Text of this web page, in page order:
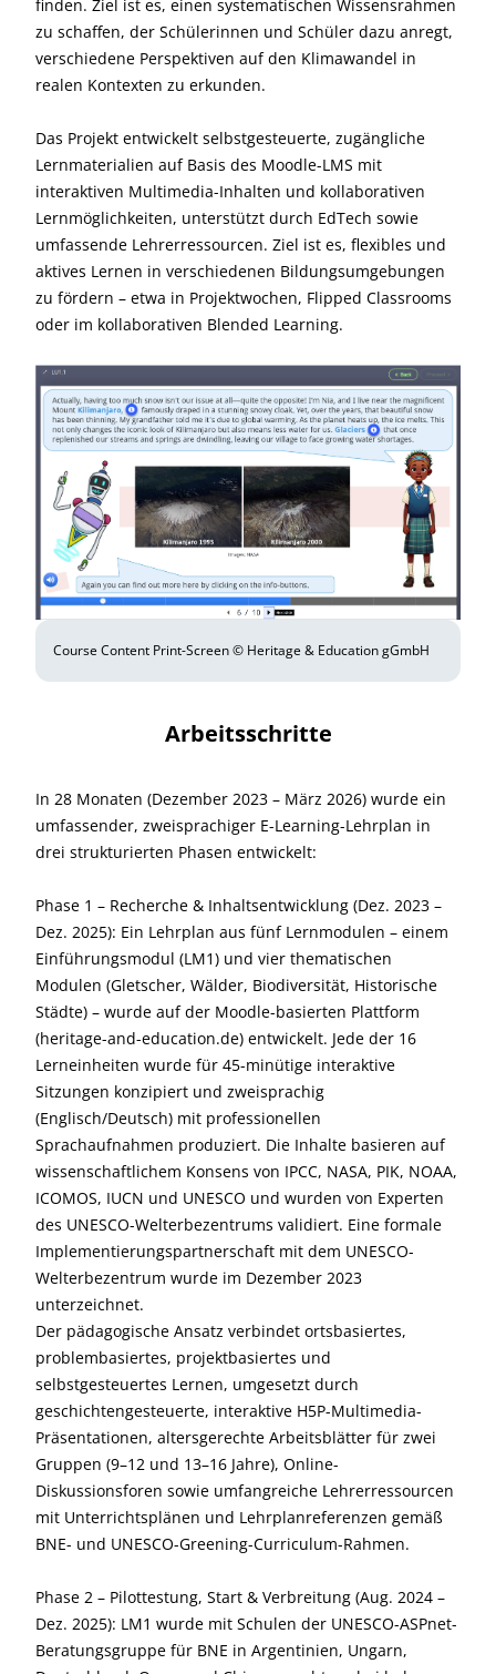
finden. Ziel ist es, einen systematischen Wissensrahmen
zu schaffen, der Schülerinnen und Schüler dazu anregt,
verschiedene Perspektiven auf den Klimawandel in
realen Kontexten zu erkunden.
Das Projekt entwickelt selbstgesteuerte, zugängliche
Lernmaterialien auf Basis des Moodle-LMS mit
interaktiven Multimedia-Inhalten und kollaborativen
Lernmöglichkeiten, unterstützt durch EdTech sowie
umfassende Lehrerressourcen. Ziel ist es, flexibles und
aktives Lernen in verschiedenen Bildungsumgebungen
zu fördern – etwa in Projektwochen, Flipped Classrooms
oder im kollaborativen Blended Learning.
Course Content Print-Screen © Heritage & Education gGmbH
Arbeitsschritte
In 28 Monaten (Dezember 2023 – März 2026) wurde ein
umfassender, zweisprachiger E-Learning-Lehrplan in
drei strukturierten Phasen entwickelt:
Phase 1 – Recherche & Inhaltsentwicklung (Dez. 2023 –
Dez. 2025): Ein Lehrplan aus fünf Lernmodulen – einem
Einführungsmodul (LM1) und vier thematischen
Modulen (Gletscher, Wälder, Biodiversität, Historische
Städte) – wurde auf der Moodle-basierten Plattform
(heritage-and-education.de) entwickelt. Jede der 16
Lerneinheiten wurde für 45-minütige interaktive
Sitzungen konzipiert und zweisprachig
(Englisch/Deutsch) mit professionellen
Sprachaufnahmen produziert. Die Inhalte basieren auf
wissenschaftlichem Konsens von IPCC, NASA, PIK, NOAA,
ICOMOS, IUCN und UNESCO und wurden von Experten
des UNESCO-Welterbezentrums validiert. Eine formale
Implementierungspartnerschaft mit dem UNESCO-
Welterbezentrum wurde im Dezember 2023
unterzeichnet.
Der pädagogische Ansatz verbindet ortsbasiertes,
problembasiertes, projektbasiertes und
selbstgesteuertes Lernen, umgesetzt durch
geschichtengesteuerte, interaktive H5P-Multimedia-
Präsentationen, altersgerechte Arbeitsblätter für zwei
Gruppen (9–12 und 13–16 Jahre), Online-
Diskussionsforen sowie umfangreiche Lehrerressourcen
mit Unterrichtsplänen und Lehrplanreferenzen gemäß
BNE- und UNESCO-Greening-Curriculum-Rahmen.
Phase 2 – Pilottestung, Start & Verbreitung (Aug. 2024 –
Dez. 2025): LM1 wurde mit Schulen der UNESCO-ASPnet-
Beratungsgruppe für BNE in Argentinien, Ungarn,